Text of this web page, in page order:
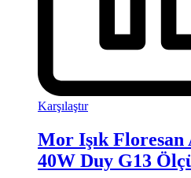
Karşılaştır
Mor Işık
40W Duy G13